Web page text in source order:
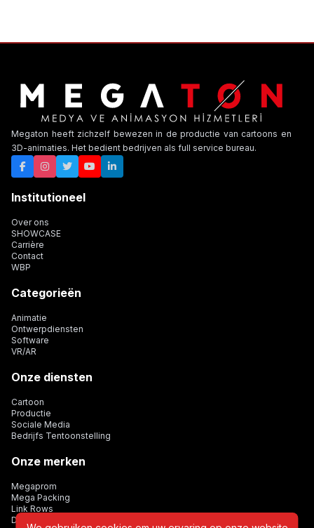
Megaton heeft zichzelf bewezen in de productie van cartoons en
3D-animaties. Het bedient bedrijven als full service bureau.
Institutioneel
Over ons
SHOWCASE
Carrière
Contact
WBP
Categorieën
Animatie
Ontwerpdiensten
Software
VR/AR
Onze diensten
Cartoon
Productie
Sociale Media
Bedrijfs Tentoonstelling
Onze merken
Megaprom
Mega Packing
Link Rows
Dijital Card